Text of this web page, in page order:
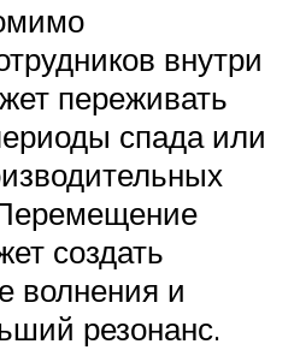
внутри
переживать
спада или
создать
волнения и
резонанс.